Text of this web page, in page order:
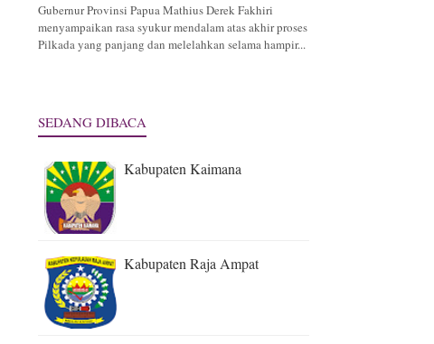
Gubernur Provinsi Papua Mathius Derek Fakhiri
menyampaikan rasa syukur mendalam atas akhir proses
Pilkada yang panjang dan melelahkan selama hampir...
SEDANG DIBACA
Kabupaten Kaimana
Kabupaten Raja Ampat